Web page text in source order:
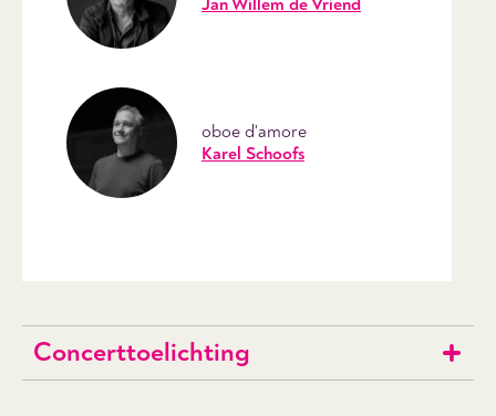
oboe d'amore
Karel Schoofs
Concerttoelichting